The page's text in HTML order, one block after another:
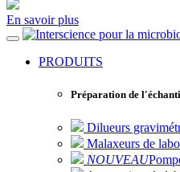
En savoir plus
pour la
PRODUITS
Préparation de
Dilueurs
Malaxeurs de
NOUVEAU